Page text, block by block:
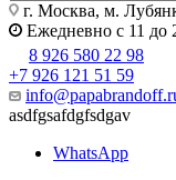
г. Москва, м.
Ежедневно с 11 до
8 926 580 22 98
+7 926 121 51 59
asdfgsafdgfsdgav
WhatsApp